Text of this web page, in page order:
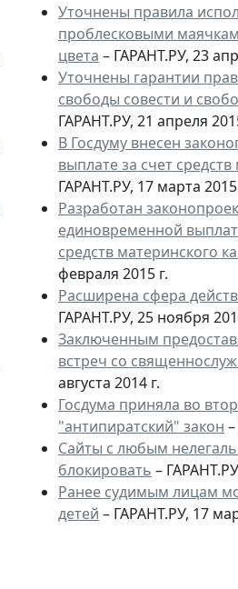
Уточнены правила
проблесковыми
цвета – ГАРАНТ.РУ, 23
Уточнены гарантии
свободы совести и
ГАРАНТ.РУ, 21 апреля
В Госдуму внесен
выплате за счет
ГАРАНТ.РУ, 17 марта 2015
Разработан
единовременной
средств материнского
февраля 2015 г.
Расширена сфера
ГАРАНТ.РУ, 25 ноября
Заключенным
встреч со
августа 2014 г.
Госдума приняла во
"антипиратский" закон
Сайты с любым
блокировать –
Ранее судимым лицам
детей – ГАРАНТ.РУ, 17